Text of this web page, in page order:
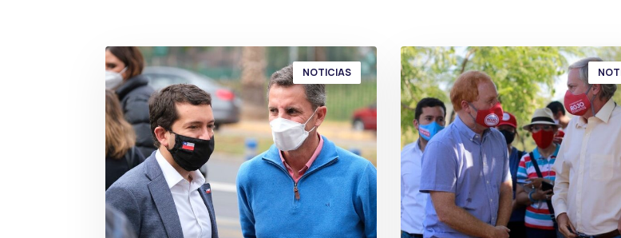
NOTICIAS